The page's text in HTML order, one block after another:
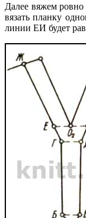
Далее вяжем
вязать планку
линии ЕИ будет